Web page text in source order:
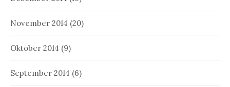
November 2014 (20)
Oktober 2014 (9)
September 2014 (6)